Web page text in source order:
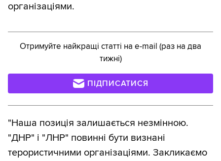
організаціями.
Отримуйте найкращі статті на e-mail (раз на два
тижні)
ПІДПИСАТИСЯ
"Наша позиція залишається незмінною.
"ДНР" і "ЛНР" повинні бути визнані
терористичними організаціями. Закликаємо